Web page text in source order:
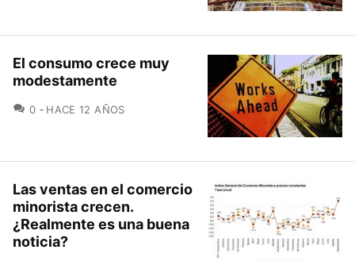
El consumo crece muy
modestamente
0 COMENTARIOS
HACE 12 AÑOS
Las ventas en el comercio
minorista crecen.
¿Realmente es una buena
noticia?